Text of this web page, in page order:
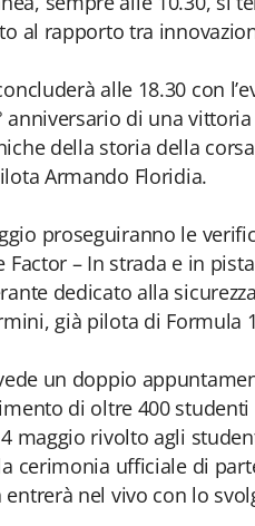
al rapporto tra
alle 18.30 con
anniversario di una
della storia della
Armando Floridia.
proseguiranno le
Factor – In strada e in
dedicato alla
già pilota di Formula
un doppio
di oltre 400
maggio rivolto agli
cerimonia ufficiale di
entrerà nel vivo con lo